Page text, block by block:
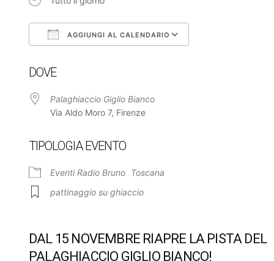
AGGIUNGI AL CALENDARIO
DOVE
Palaghiaccio Giglio Bianco
Via Aldo Moro 7, Firenze
TIPOLOGIA EVENTO
Eventi Radio Bruno Toscana
pattinaggio su ghiaccio
DAL 15 NOVEMBRE RIAPRE LA PISTA DEL
PALAGHIACCIO GIGLIO BIANCO!